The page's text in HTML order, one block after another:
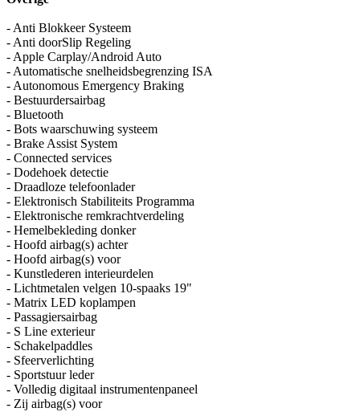
- Anti Blokkeer Systeem
- Anti doorSlip Regeling
- Apple Carplay/Android Auto
- Automatische snelheidsbegrenzing ISA
- Autonomous Emergency Braking
- Bestuurdersairbag
- Bluetooth
- Bots waarschuwing systeem
- Brake Assist System
- Connected services
- Dodehoek detectie
- Draadloze telefoonlader
- Elektronisch Stabiliteits Programma
- Elektronische remkrachtverdeling
- Hemelbekleding donker
- Hoofd airbag(s) achter
- Hoofd airbag(s) voor
- Kunstlederen interieurdelen
- Lichtmetalen velgen 10-spaaks 19"
- Matrix LED koplampen
- Passagiersairbag
- S Line exterieur
- Schakelpaddles
- Sfeerverlichting
- Sportstuur leder
- Volledig digitaal instrumentenpaneel
- Zij airbag(s) voor